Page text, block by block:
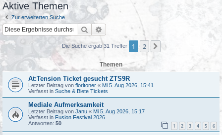
Aktive Themen
Zur erweiterten Suche
Suche Erweiterte Suche
Die Suche ergab 31 Treffer 1 2 Nächste
Themen
At:Tension Ticket gesucht ZTS9R
Letzter Beitrag von floritoner « Mi 5. Aug 2026, 15:41
Verfasst in Suche & Biete Tickets
Mediale Aufmerksamkeit
Letzter Beitrag von Janu « Mi 5. Aug 2026, 15:17
Verfasst in Fusion Festival 2026
Antworten: 50 1 2 3 4 5 6